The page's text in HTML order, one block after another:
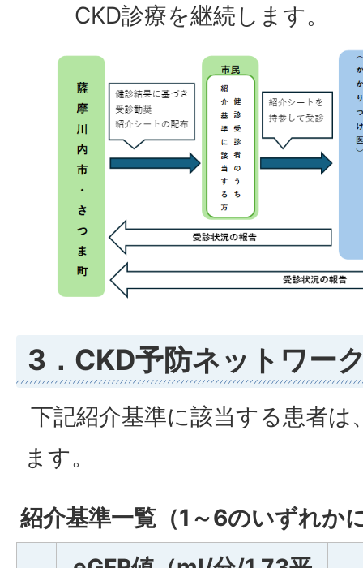
CKD診療を継続します。
3．CKD予防ネットワー
下記紹介基準に該当する患者は
ます。
紹介基準一覧（1～6のいずれか